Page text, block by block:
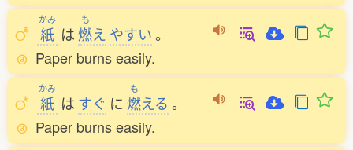
かみ
紙 は
も
燃え やすい。
Paper burns easily.
かみ
紙 は すぐ に
も
燃える 。
Paper burns easily.